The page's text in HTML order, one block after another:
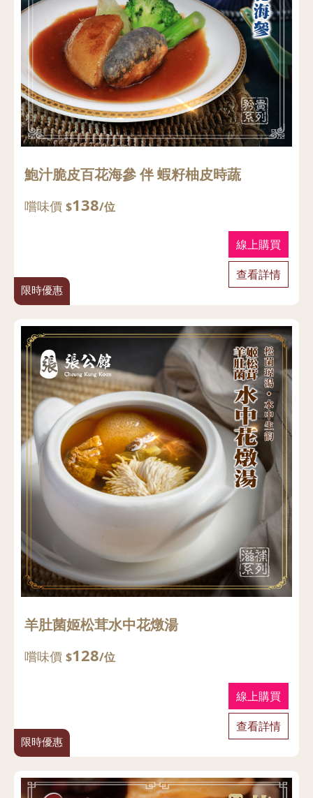
限時優惠
鮑汁脆皮百花海參 伴 蝦籽柚皮時蔬
嚐味價 $138/位
線上購買
查看詳情
限時優惠
羊肚菌姬松茸水中花燉湯
嚐味價 $128/位
線上購買
查看詳情